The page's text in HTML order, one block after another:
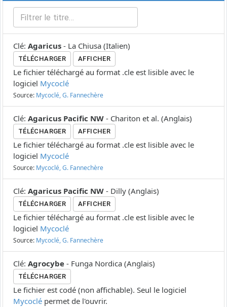
Clé: Agaricus - La Chiusa (Italien)
TÉLÉCHARGER AFFICHER
Le fichier téléchargé au format .cle est lisible avec le
logiciel Mycoclé
Source: Mycoclé, G. Fannechère
Clé: Agaricus Pacific NW - Chariton et al. (Anglais)
TÉLÉCHARGER AFFICHER
Le fichier téléchargé au format .cle est lisible avec le
logiciel Mycoclé
Source: Mycoclé, G. Fannechère
Clé: Agaricus Pacific NW - Dilly (Anglais)
TÉLÉCHARGER AFFICHER
Le fichier téléchargé au format .cle est lisible avec le
logiciel Mycoclé
Source: Mycoclé, G. Fannechère
Clé: Agrocybe - Funga Nordica (Anglais)
TÉLÉCHARGER
Le fichier est codé (non affichable). Seul le logiciel
Mycoclé permet de l'ouvrir.